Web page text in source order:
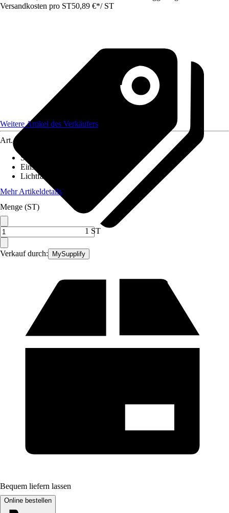
Versandkosten pro ST50,89 €*/ ST
Verkauf durch: MySupplify
Weitere Artikel des Verkäufers
Art.-Nr.
Stromversorgung
Einsatzbereich
Lichtfarbe
Mehr Artikeldetails
Menge (ST)
1 ST
Bequem liefern lassen
Online bestellen